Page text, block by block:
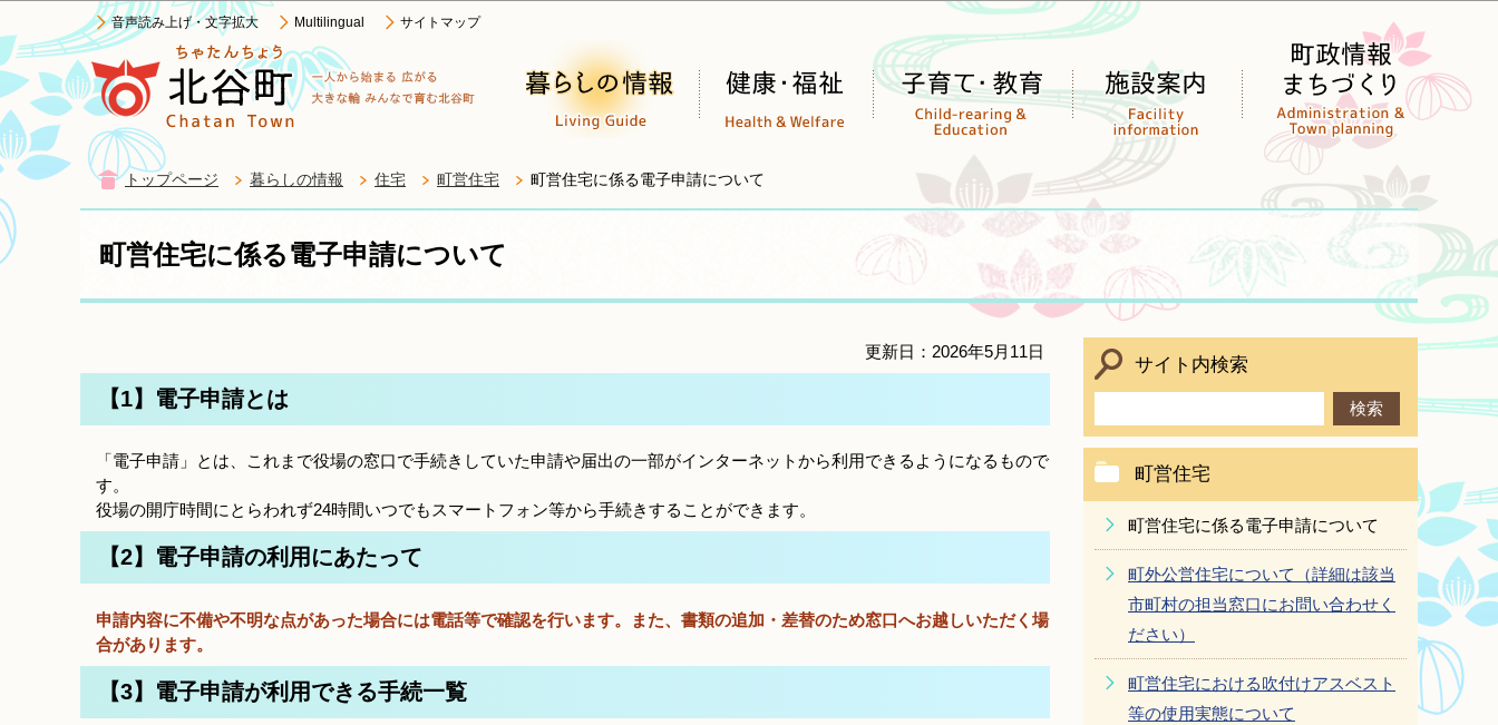
音声読み上げ・文字拡大 Multilingual サイトマップ
トップページ 暮らしの情報 住宅 町営住宅 町営住宅に係る電子申請について
町営住宅に係る電子申請について
更新日：2026年5月11日
【1】電子申請とは
「電子申請」とは、これまで役場の窓口で手続きしていた申請や届出の一部がインターネットから利用できるようになるもので
す。
役場の開庁時間にとらわれず24時間いつでもスマートフォン等から手続きすることができます。
【2】電子申請の利用にあたって
申請内容に不備や不明な点があった場合には電話等で確認を行います。また、書類の追加・差替のため窓口へお越しいただく場
合があります。
【3】電子申請が利用できる手続一覧
サイト内検索
町営住宅
町営住宅に係る電子申請について
町外公営住宅について（詳細は該当
市町村の担当窓口にお問い合わせく
ださい）
町営住宅における吹付けアスベスト
等の使用実態について